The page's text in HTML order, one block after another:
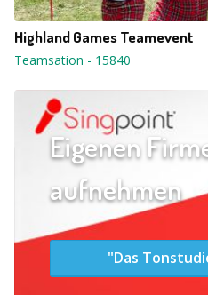
Highland Games Teamevent
Teamsation - 15840
Eigenen
aufnehmen
"Das